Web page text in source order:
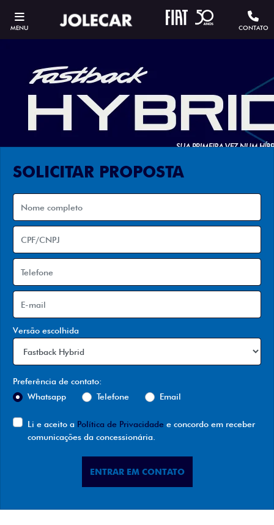
MENU CONTATO
SOLICITAR PROPOSTA
Versão escolhida
Preferência de contato:
Whatsapp
Telefone Email
Li e aceito a Política de Privacidade e concordo em receber
comunicações da concessionária.
ENTRAR EM CONTATO